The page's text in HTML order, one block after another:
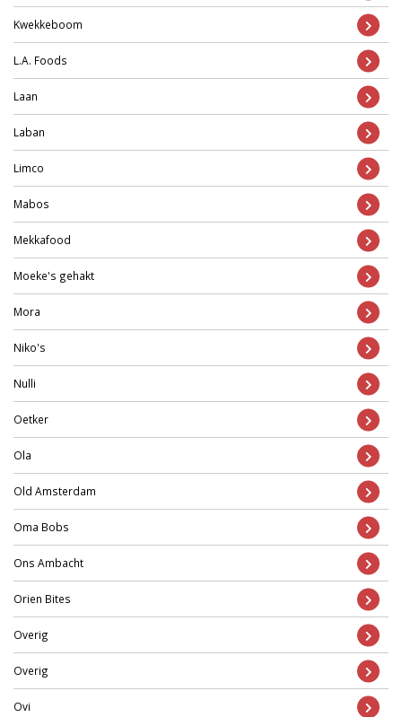
Kwekkeboom
L.A. Foods
Laan
Laban
Limco
Mabos
Mekkafood
Moeke's gehakt
Mora
Niko's
Nulli
Oetker
Ola
Old Amsterdam
Oma Bobs
Ons Ambacht
Orien Bites
Overig
Overig
Ovi